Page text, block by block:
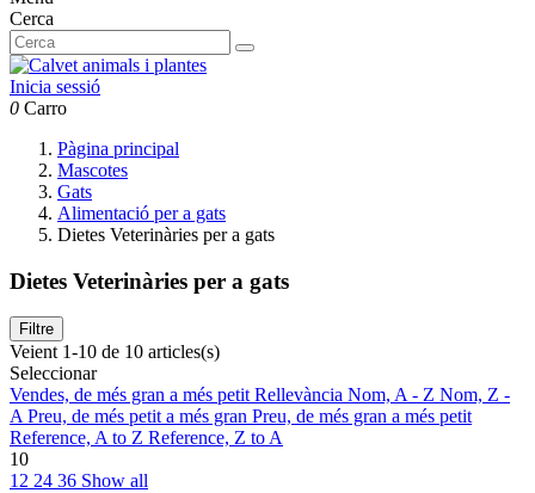
Cerca
Inicia sessió
0 Carro
Pàgina principal
Mascotes
Gats
Alimentació per a gats
Dietes Veterinàries per a gats
Dietes Veterinàries per a gats
Filtre
Veient 1-10 de 10 articles(s)
Seleccionar
Vendes, de més gran a més petitRellevància Nom, A - Z Nom, Z -
APreu, de més petit a més gran Preu, de més gran a més petit
Reference, A to Z Reference, Z to A
10
12 24 36 Show all